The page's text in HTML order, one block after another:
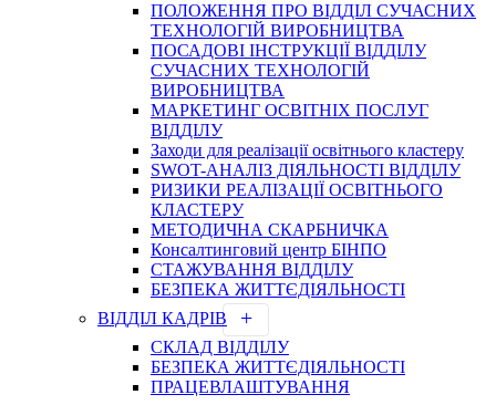
ПОЛОЖЕННЯ ПРО ВІДДІЛ СУЧАСНИХ
ТЕХНОЛОГІЙ ВИРОБНИЦТВА
ПОСАДОВІ ІНСТРУКЦІЇ ВІДДІЛУ
СУЧАСНИХ ТЕХНОЛОГІЙ
ВИРОБНИЦТВА
МАРКЕТИНГ ОСВІТНІХ ПОСЛУГ
ВІДДІЛУ
Заходи для реалізації освітнього кластеру
SWOT-АНАЛІЗ ДІЯЛЬНОСТІ ВІДДІЛУ
РИЗИКИ РЕАЛІЗАЦІЇ ОСВІТНЬОГО
КЛАСТЕРУ
МЕТОДИЧНА СКАРБНИЧКА
Консалтинговий центр БІНПО
СТАЖУВАННЯ ВІДДІЛУ
БЕЗПЕКА ЖИТТЄДІЯЛЬНОСТІ
ВІДДІЛ КАДРІВ
СКЛАД ВІДДІЛУ
БЕЗПЕКА ЖИТТЄДІЯЛЬНОСТІ
ПРАЦЕВЛАШТУВАННЯ